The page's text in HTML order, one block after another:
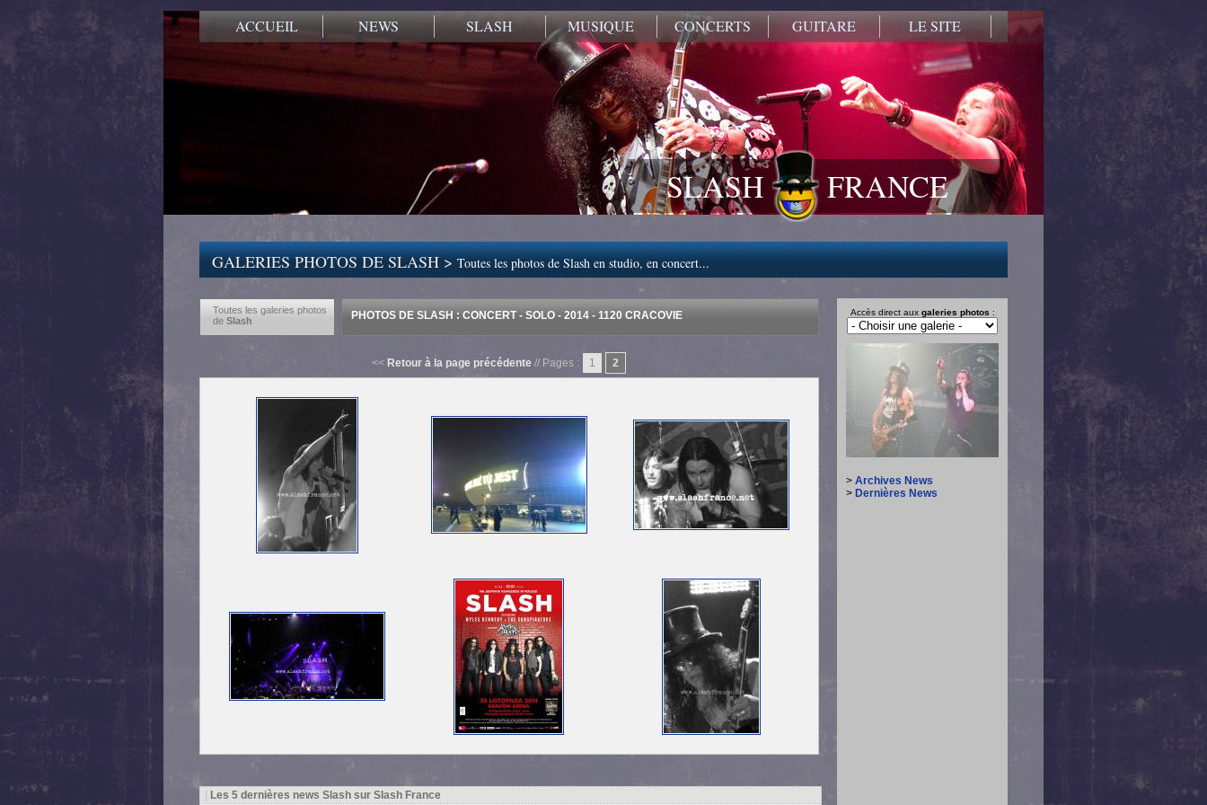
ACCUEIL NEWS SLASH MUSIQUE CONCERTS GUITARE LE SITE
SLASH FRANCE
GALERIES PHOTOS DE SLASH >Toutes les photos de Slash en studio, en concert...
Toutes les galeries photos
de Slash PHOTOS DE SLASH : CONCERT - SOLO - 2014 - 1120 CRACOVIE
<< Retour à la page précédente // Pages : 1 2
Les 5 dernières news Slash sur Slash France
Accès direct aux galeries photos :
> Archives News
> Dernières News